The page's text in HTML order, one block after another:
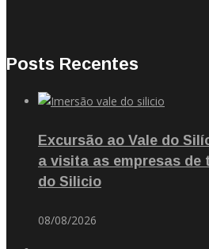
Posts Recentes
Excursão ao Vale do
a visita as empresas de
do Silicio
08/08/2026